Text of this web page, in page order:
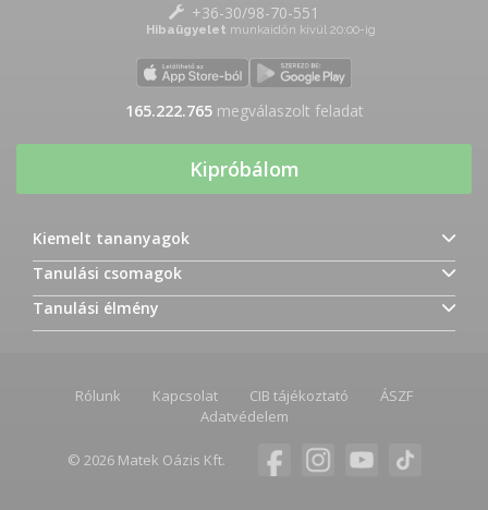
+36-30/98-70-551
Hibaügyelet munkaidőn kívül 20:00-ig
165.222.765megválaszolt feladat
Kipróbálom
Kiemelt tananyagok
Tanulási csomagok
Tanulási élmény
Rólunk Kapcsolat CIB tájékoztató
ÁSZF
Adatvédelem
© 2026 Matek Oázis Kft.